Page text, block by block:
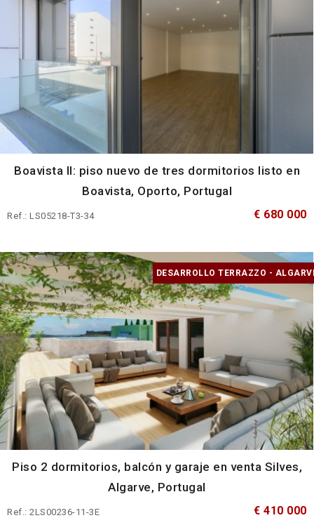
Boavista II: piso nuevo de tres dormitorios listo en
Boavista, Oporto, Portugal
Ref.: LS05218-T3-34 € 680 000
DESARROLLO TERRAZZO -
Piso 2 dormitorios, balcón y garaje en venta Silves,
Algarve, Portugal
Ref.: 2LS00236-11-3E € 410 000